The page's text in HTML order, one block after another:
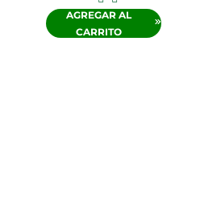
AGREGAR AL
CARRITO